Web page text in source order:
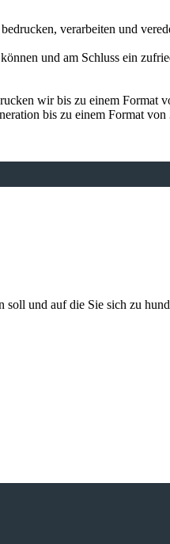
verarbeiten und
und am Schluss ein
wir bis zu einem Format
bis zu einem Format von
und auf die Sie sich zu